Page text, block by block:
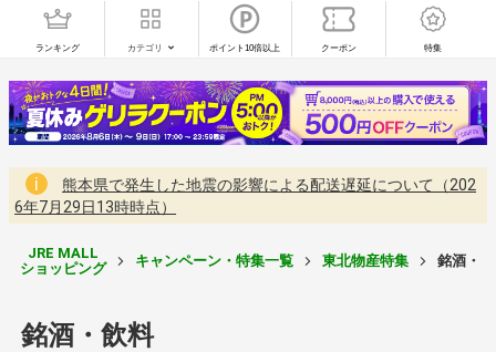
ランキング カテゴリ ポイント10倍以上 クーポン 特集
熊本県で発生した地震の影響による配送遅延について（202
6年7月29日13時時点）
JRE MALL
ショッピング
キャンペーン・特集一覧 東北物産特集 銘酒・
銘酒・飲料